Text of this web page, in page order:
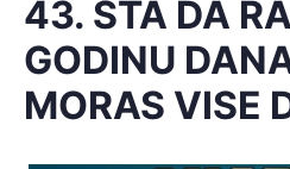
43. ŠTA DA
GODINU
MORAS VISE